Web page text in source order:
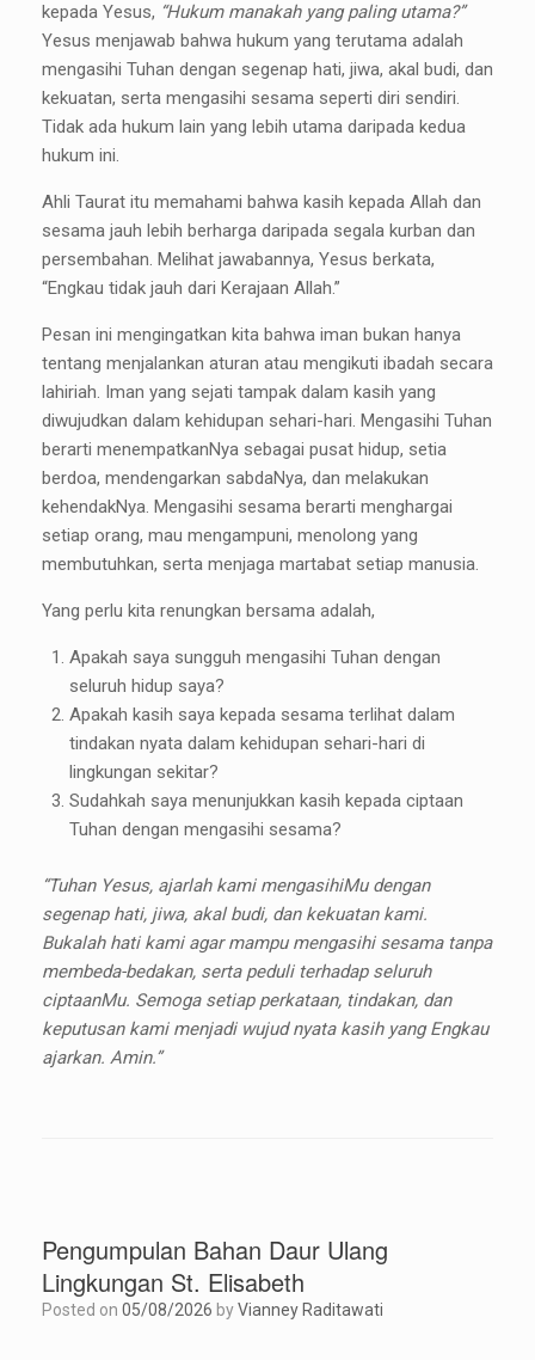
kepada Yesus, “Hukum manakah yang paling utama?”
Yesus menjawab bahwa hukum yang terutama adalah
mengasihi Tuhan dengan segenap hati, jiwa, akal budi, dan
kekuatan, serta mengasihi sesama seperti diri sendiri.
Tidak ada hukum lain yang lebih utama daripada kedua
hukum ini.
Ahli Taurat itu memahami bahwa kasih kepada Allah dan
sesama jauh lebih berharga daripada segala kurban dan
persembahan. Melihat jawabannya, Yesus berkata,
“Engkau tidak jauh dari Kerajaan Allah.”
Pesan ini mengingatkan kita bahwa iman bukan hanya
tentang menjalankan aturan atau mengikuti ibadah secara
lahiriah. Iman yang sejati tampak dalam kasih yang
diwujudkan dalam kehidupan sehari-hari. Mengasihi Tuhan
berarti menempatkanNya sebagai pusat hidup, setia
berdoa, mendengarkan sabdaNya, dan melakukan
kehendakNya. Mengasihi sesama berarti menghargai
setiap orang, mau mengampuni, menolong yang
membutuhkan, serta menjaga martabat setiap manusia.
Yang perlu kita renungkan bersama adalah,
Apakah saya sungguh mengasihi Tuhan dengan
seluruh hidup saya?
Apakah kasih saya kepada sesama terlihat dalam
tindakan nyata dalam kehidupan sehari-hari di
lingkungan sekitar?
Sudahkah saya menunjukkan kasih kepada ciptaan
Tuhan dengan mengasihi sesama?
“Tuhan Yesus, ajarlah kami mengasihiMu dengan
segenap hati, jiwa, akal budi, dan kekuatan kami.
Bukalah hati kami agar mampu mengasihi sesama tanpa
membeda-bedakan, serta peduli terhadap seluruh
ciptaanMu. Semoga setiap perkataan, tindakan, dan
keputusan kami menjadi wujud nyata kasih yang Engkau
ajarkan. Amin.”
Pengumpulan Bahan Daur Ulang
Lingkungan St. Elisabeth
Posted on 05/08/2026 byVianney Raditawati